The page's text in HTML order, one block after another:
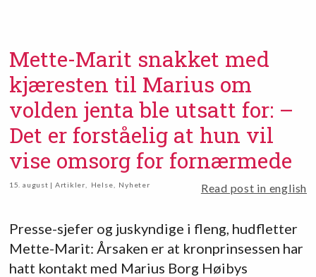
Mette-Marit snakket med
kjæresten til Marius om
volden jenta ble utsatt for: –
Det er forståelig at hun vil
vise omsorg for fornærmede
15. august | Artikler Helse Nyheter Read post in english
Presse-sjefer og juskyndige i fleng, hudfletter
Mette-Marit: Årsaken er at kronprinsessen har
hatt kontakt med Marius Borg Høibys